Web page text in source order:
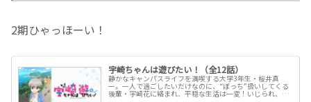
2期ひゃっほーい！
宇崎ちゃんは遊びたい！（全12話）
静かなキャンパスライフを満喫する大学3年生・桜井真
一。一人で過ごしたいだけなのに、“ぼっち”扱いしてくる
後輩・宇崎花に絡まれ、平穏な生活は一変！いじられ、け